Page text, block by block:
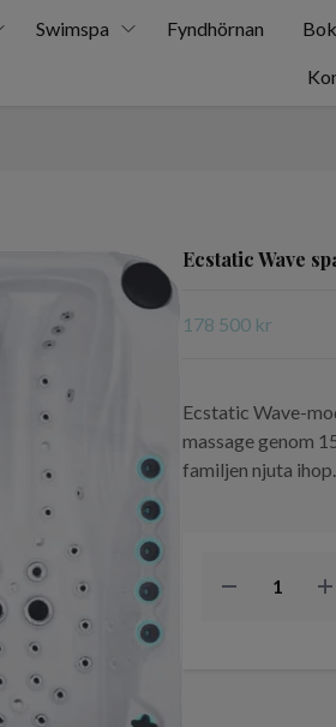
Swimspa Fyndhörnan
Ecstatic Wave
178 500 kr
Ecstatic Wave-
massage genom
familjen njuta